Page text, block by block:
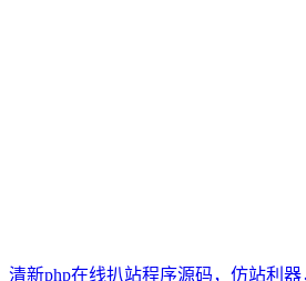
清新php在线扒站程序源码，仿站利